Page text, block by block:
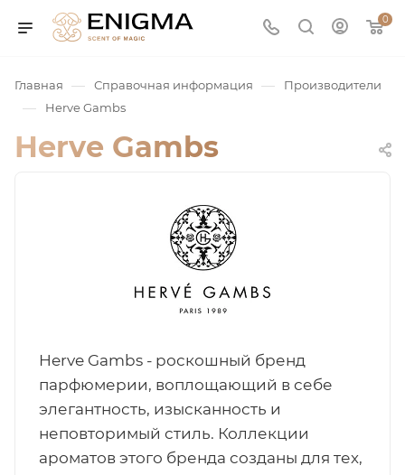
0
/ Нишевая
Главная — Справочная информация — Производители
— Herve Gambs
Herve Gambs
Herve Gambs - роскошный бренд
парфюмерии, воплощающий в себе
элегантность, изысканность и
неповторимый стиль. Коллекции
ароматов этого бренда созданы для тех,